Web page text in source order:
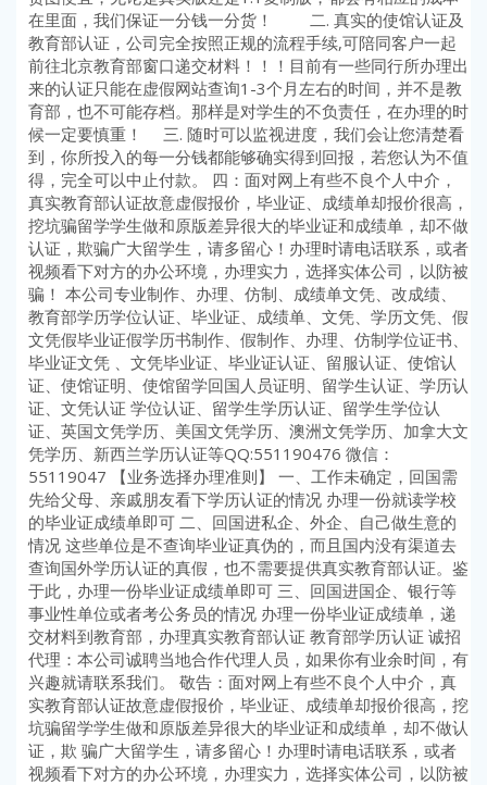
在里面，我们保证一分钱一分货！ 二. 真实的使馆认证及
教育部认证，公司完全按照正规的流程手续,可陪同客户一起
前往北京教育部窗口递交材料！！！目前有一些同行所办理出
来的认证只能在虚假网站查询1-3个月左右的时间，并不是教
育部，也不可能存档。那样是对学生的不负责任，在办理的时
候一定要慎重！ 三. 随时可以监视进度，我们会让您清楚看
到，你所投入的每一分钱都能够确实得到回报，若您认为不值
得，完全可以中止付款。 四：面对网上有些不良个人中介，
真实教育部认证故意虚假报价，毕业证、成绩单却报价很高，
挖坑骗留学学生做和原版差异很大的毕业证和成绩单，却不做
认证，欺骗广大留学生，请多留心！办理时请电话联系，或者
视频看下对方的办公环境，办理实力，选择实体公司，以防被
骗！ 本公司专业制作、办理、仿制、成绩单文凭、改成绩、
教育部学历学位认证、毕业证、成绩单、文凭、学历文凭、假
文凭假毕业证假学历书制作、假制作、办理、仿制学位证书、
毕业证文凭 、文凭毕业证、毕业证认证、留服认证、使馆认
证、使馆证明、使馆留学回国人员证明、留学生认证、学历认
证、文凭认证 学位认证、留学生学历认证、留学生学位认
证、英国文凭学历、美国文凭学历、澳洲文凭学历、加拿大文
凭学历、新西兰学历认证等QQ:551190476 微信：
55119047 【业务选择办理准则】 一、工作未确定，回国需
先给父母、亲戚朋友看下学历认证的情况 办理一份就读学校
的毕业证成绩单即可 二、回国进私企、外企、自己做生意的
情况 这些单位是不查询毕业证真伪的，而且国内没有渠道去
查询国外学历认证的真假，也不需要提供真实教育部认证。鉴
于此，办理一份毕业证成绩单即可 三、回国进国企、银行等
事业性单位或者考公务员的情况 办理一份毕业证成绩单，递
交材料到教育部，办理真实教育部认证 教育部学历认证 诚招
代理：本公司诚聘当地合作代理人员，如果你有业余时间，有
兴趣就请联系我们。 敬告：面对网上有些不良个人中介，真
实教育部认证故意虚假报价，毕业证、成绩单却报价很高，挖
坑骗留学学生做和原版差异很大的毕业证和成绩单，却不做认
证，欺 骗广大留学生，请多留心！办理时请电话联系，或者
视频看下对方的办公环境，办理实力，选择实体公司，以防被